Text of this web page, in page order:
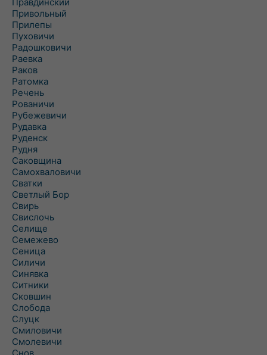
Привольный
Прилепы
Пуховичи
Радошковичи
Раевка
Раков
Ратомка
Речень
Рованичи
Рубежевичи
Рудавка
Руденск
Рудня
Саковщина
Самохваловичи
Сватки
Светлый Бор
Свирь
Свислочь
Селище
Семежево
Сеница
Силичи
Синявка
Ситники
Сковшин
Слобода
Слуцк
Смиловичи
Смолевичи